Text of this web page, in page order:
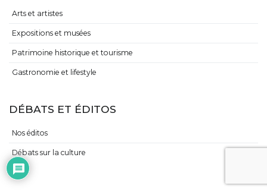
Arts et artistes
Expositions et musées
Patrimoine historique et tourisme
Gastronomie et lifestyle
DÉBATS ET ÉDITOS
Nos éditos
Débats sur la culture